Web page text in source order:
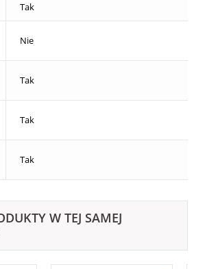
Tak
Nie
Tak
Tak
Tak
W TEJ SAMEJ